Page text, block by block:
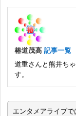
椿道茂高 記事一覧
道重さんと熊井ち
す。
エンタメアライブで